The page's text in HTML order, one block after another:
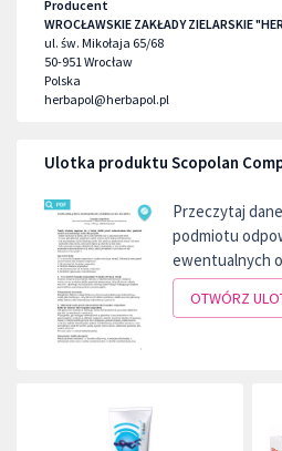
Producent
WROCŁAWSKIE ZAKŁADY ZIELARSKIE
ul. św. Mikołaja 65/68
50-951Wrocław
Polska
herbapol@herbapol.pl
Ulotka produktu Scopolan
Przeczytaj
podmiotu
ewentualnych
OTWÓRZ